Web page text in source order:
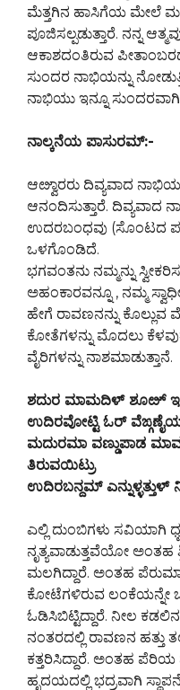
ಮೆತ್ತಗಿನ ಹಾಸಿಗೆಯ ಮೇಲೆ
ಪೂಜಿಸಲ್ಪಡುತ್ತಾರೆ. ನನ್ನ
ಆಕಾಶದಂತಿರುವ
ಸುಂದರ ನಾಭಿಯನ್ನು
ನಾಭಿಯು ಇನ್ನೂ
ನಾಲ್ಕನೆಯ ಪಾಸುರಮ್:-
ಆೞ್ವಾರರು ದಿವ್ಯವಾದ
ಆನಂದಿಸುತ್ತಾರೆ. ದಿವ್ಯವಾದ
ಉದರಬಂಧವು (ಸೊಂಟದ
ಒಳಗೊಂಡಿದೆ.
ಭಗವಂತನು ನಮ್ಮನ್ನು
ಅಹಂಕಾರವನ್ನೂ , ನಮ್ಮ
ಹೇಗೆ ರಾವಣನನ್ನು
ಕೋತೆಗಳನ್ನು ಮೊದಲು
ವೈರಿಗಳನ್ನು ನಾಶಮಾಡುತ್ತಾನೆ.
ಶದುರ ಮಾಮದಿಳ್ ಶೂೞ್
ಉದಿರವೋಟ್ಟಿ ಓರ್
ಮದುರಮಾ ವಣ್ಡುಪಾಡ
ತಿರುವಯಿಟ್ರು
ಉದಿರಬನ್ದಮ್
ಎಲ್ಲಿ ದುಂಬಿಗಳು ಸವಿಯಾಗಿ
ನೃತ್ಯವಾಡುತ್ತವೆಯೋ
ಮಲಗಿದ್ದಾರೆ. ಅಂತಹ
ಕೋಟೆಗಳಿರುವ ಲಂಕೆಯನ್ನೇ
ಓಡಿಸಿಬಿಟ್ಟಿದ್ದಾರೆ. ನೀಲ
ನಂತರದಲ್ಲಿ ರಾವಣನ ಹತ್ತು
ಕತ್ತರಿಸಿದ್ದಾರೆ. ಅಂತಹ
ಹೃದಯದಲ್ಲಿ ಭದ್ರವಾಗಿ